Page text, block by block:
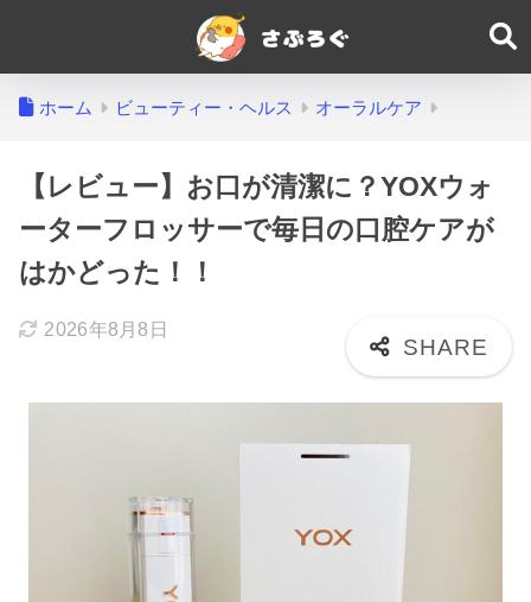
ホーム ビューティー・ヘルス オーラルケア
【レビュー】お口が清潔に？YOXウォ
ーターフロッサーで毎日の口腔ケアが
はかどった！！
2026年8月8日